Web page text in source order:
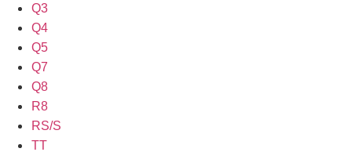
Q3
Q4
Q5
Q7
Q8
R8
RS/S
TT